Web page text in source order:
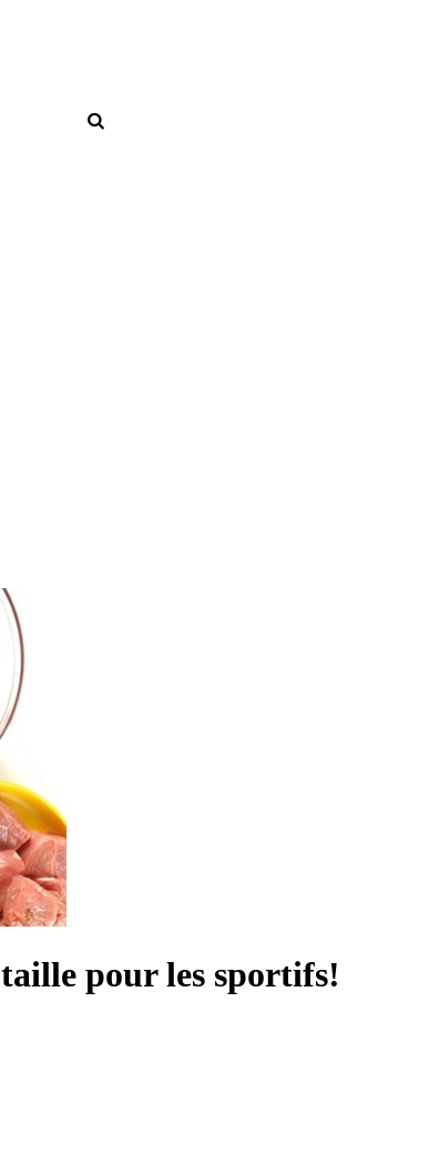
pour les sportifs!